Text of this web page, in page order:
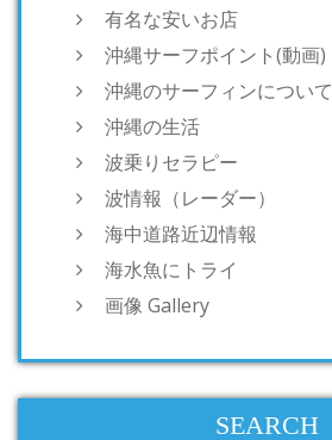
有名な安いお店
沖縄サーフポイント(動画)
沖縄のサーフィンについて
沖縄の生活
波乗りセラピー
波情報（レーダー）
海中道路近辺情報
海水魚にトライ
画像 Gallery
SEARCH